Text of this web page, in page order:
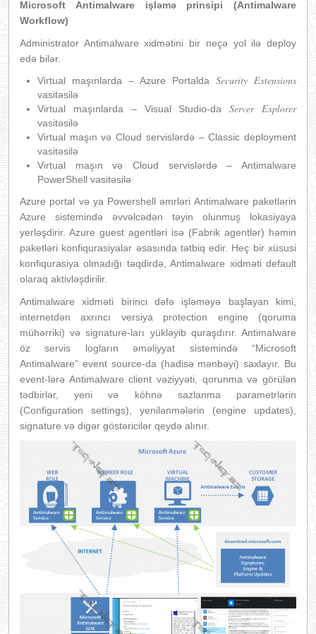
Microsoft Antimalware işləmə prinsipi (Antimalware
Workflow)
Administrator Antimalware xidmətini bir neçə yol ilə deploy
edə bilər.
Virtual maşınlarda – Azure Portalda Security Extensions
vasitəsilə
Virtual maşınlarda – Visual Studio-daServer Explorer
vasitəsilə
Virtual maşın və Cloud servislərdə – Classic deployment
vasitəsilə
Virtual maşın və Cloud servislərdə – Antimalware
PowerShell vasitəsilə
Azure portal və ya Powershell əmrləri Antimalware paketlərin
Azure sistemində əvvəlcədən təyin olunmuş lokasiyaya
yerləşdirir. Azure guest agentləri isə (Fabrik agentlər) həmin
paketləri konfiqurasiyalar əsasında tətbiq edir. Heç bir xüsusi
konfiqurasiya olmadığı təqdirdə, Antimalware xidməti default
olaraq aktivləşdirilir.
Antimalware xidməti birinci dəfə işləməyə başlayan kimi,
internetdən axrıncı versiya protection engine (qoruma
mühərriki) və signature-ları yükləyib quraşdırır. Antimalware
öz servis logların əməliyyat sistemində “Microsoft
Antimalware” event source-da (hadisə mənbəyi) saxlayır. Bu
event-lərə Antimalware client vəziyyəti, qorunma və görülən
tədbirlər, yeni və köhnə sazlanma parametrlərin
(Configuration settings), yenilənmələrin (engine updates),
signature və digər göstəricilər qeydə alınır.